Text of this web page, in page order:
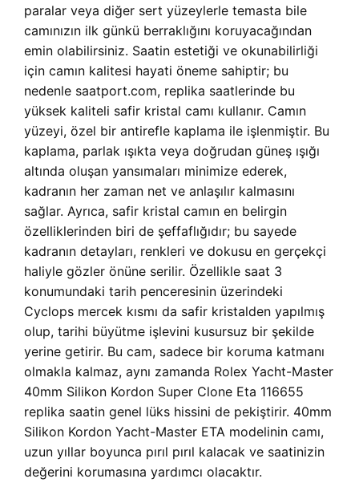
paralar veya diğer sert yüzeylerle temasta bile
camınızın ilk günkü berraklığını koruyacağından
emin olabilirsiniz. Saatin estetiği ve okunabilirliği
için camın kalitesi hayati öneme sahiptir; bu
nedenle saatport.com, replika saatlerinde bu
yüksek kaliteli safir kristal camı kullanır. Camın
yüzeyi, özel bir antirefle kaplama ile işlenmiştir. Bu
kaplama, parlak ışıkta veya doğrudan güneş ışığı
altında oluşan yansımaları minimize ederek,
kadranın her zaman net ve anlaşılır kalmasını
sağlar. Ayrıca, safir kristal camın en belirgin
özelliklerinden biri de şeffaflığıdır; bu sayede
kadranın detayları, renkleri ve dokusu en gerçekçi
haliyle gözler önüne serilir. Özellikle saat 3
konumundaki tarih penceresinin üzerindeki
Cyclops mercek kısmı da safir kristalden yapılmış
olup, tarihi büyütme işlevini kusursuz bir şekilde
yerine getirir. Bu cam, sadece bir koruma katmanı
olmakla kalmaz, aynı zamanda Rolex Yacht-Master
40mm Silikon Kordon Super Clone Eta 116655
replika saatin genel lüks hissini de pekiştirir. 40mm
Silikon Kordon Yacht-Master ETA modelinin camı,
uzun yıllar boyunca pırıl pırıl kalacak ve saatinizin
değerini korumasına yardımcı olacaktır.